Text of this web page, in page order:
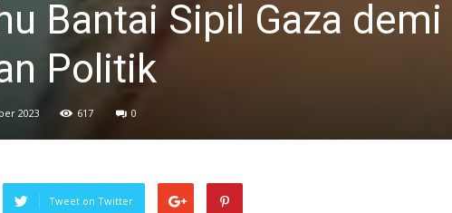
Bantai Sipil Gaza demi
Politik
2023 617 0
Tweet on Twitter